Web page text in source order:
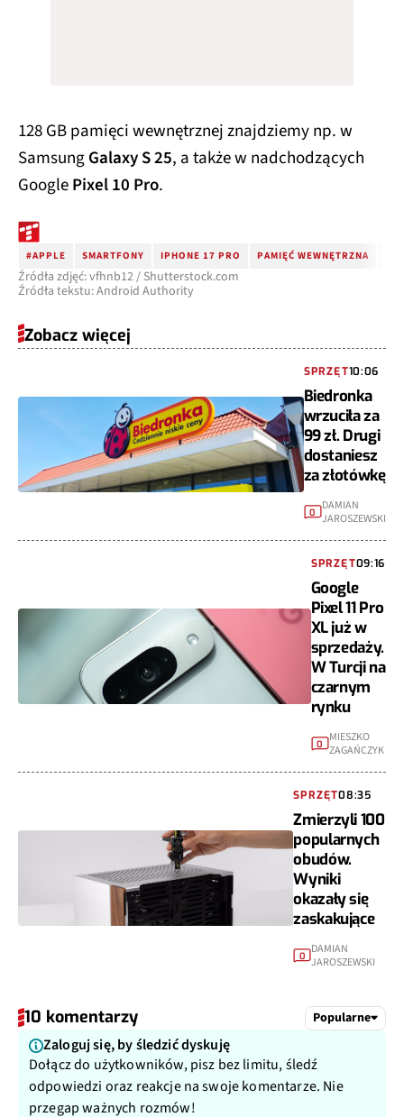
128 GB pamięci wewnętrznej znajdziemy np. w
SamsungGalaxy S 25, a także w nadchodzących
GooglePixel 10 Pro.
#APPLE SMARTFONY IPHONE 17 PRO PAMIĘĆ WEWNĘTRZNA
Źródła zdjęć: vfhnb12 / Shutterstock.com
Źródła tekstu: Android Authority
Zobacz więcej
SPRZĘT10:06
Biedronka
wrzuciła za
99 zł. Drugi
dostaniesz
za złotówkę
0 DAMIAN
JAROSZEWSKI
SPRZĘT09:16
Google
Pixel 11 Pro
XL już w
sprzedaży.
W Turcji na
czarnym
rynku
0 MIESZKO
ZAGAŃCZYK
SPRZĘT08:35
Zmierzyli 100
popularnych
obudów.
Wyniki
okazały się
zaskakujące
0
DAMIAN
JAROSZEWSKI
10 komentarzy Popularne
Zaloguj się, by śledzić dyskuję
Dołącz do użytkowników, pisz bez limitu, śledź
odpowiedzi oraz reakcje na swoje komentarze. Nie
przegap ważnych rozmów!